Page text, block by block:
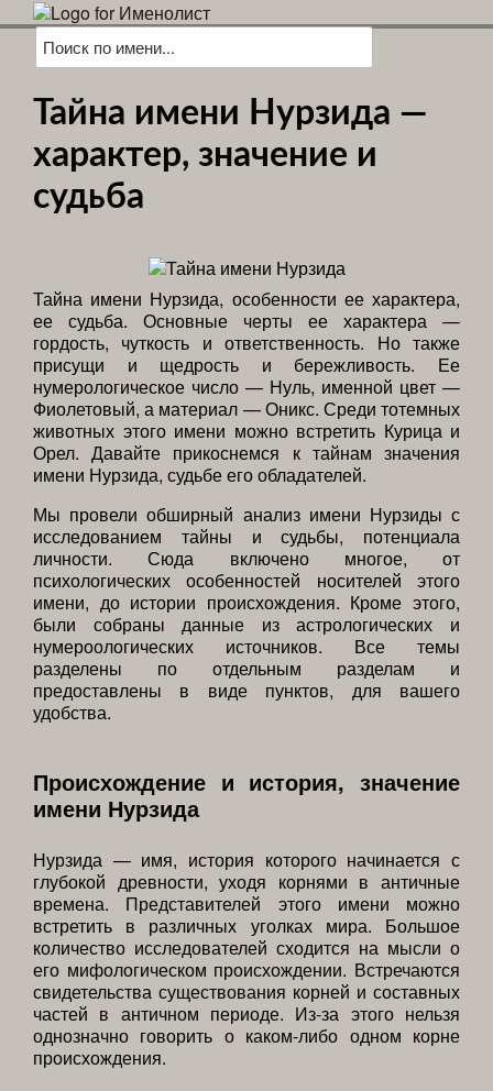
Тайна имени Нурзида —
характер, значение и
судьба
Тайна имени Нурзида, особенности ее характера,
ее судьба. Основные черты ее характера —
гордость, чуткость и ответственность. Но также
присущи и щедрость и бережливость. Ее
нумерологическое число — Нуль, именной цвет —
Фиолетовый, а материал — Оникс. Среди тотемных
животных этого имени можно встретить Курица и
Орел. Давайте прикоснемся к тайнам значения
имени Нурзида, судьбе его обладателей.
Мы провели обширный анализ имени Нурзиды с
исследованием тайны и судьбы, потенциала
личности. Сюда включено многое, от
психологических особенностей носителей этого
имени, до истории происхождения. Кроме этого,
были собраны данные из астрологических и
нумероологических источников. Все темы
разделены по отдельным разделам и
предоставлены в виде пунктов, для вашего
удобства.
Происхождение и история, значение
имени Нурзида
Нурзида — имя, история которого начинается с
глубокой древности, уходя корнями в античные
времена. Представителей этого имени можно
встретить в различных уголках мира. Большое
количество исследователей сходится на мысли о
его мифологическом происхождении. Встречаются
свидетельства существования корней и составных
частей в античном периоде. Из-за этого нельзя
однозначно говорить о каком-либо одном корне
происхождения.